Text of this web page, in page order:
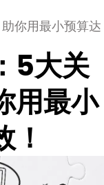
你用最小预算达
5大关
用最小